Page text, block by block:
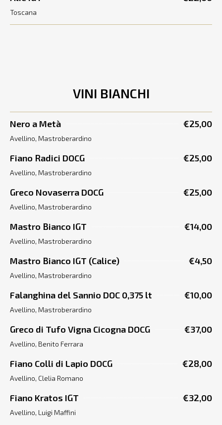
Toscana
VINI BIANCHI
Nero a Metà €25,00
Avellino, Mastroberardino
Fiano Radici DOCG €25,00
Avellino, Mastroberardino
Greco Novaserra DOCG €25,00
Avellino, Mastroberardino
Mastro Bianco IGT €14,00
Avellino, Mastroberardino
Mastro Bianco IGT (Calice) €4,50
Avellino, Mastroberardino
Falanghina del Sannio DOC 0,375 lt €10,00
Avellino, Mastroberardino
Greco di Tufo Vigna Cicogna DOCG €37,00
Avellino, Benito Ferrara
Fiano Colli di Lapio DOCG €28,00
Avellino, Clelia Romano
Fiano Kratos IGT €32,00
Avellino, Luigi Maffini